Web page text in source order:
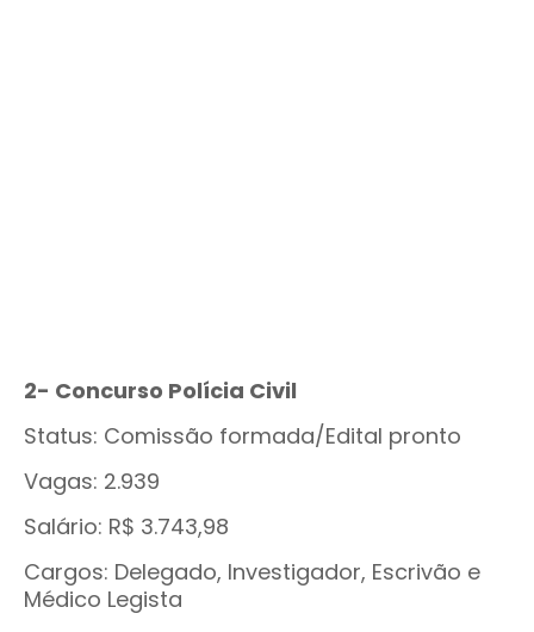
2- Concurso Polícia Civil
Status: Comissão formada/Edital pronto
Vagas: 2.939
Salário: R$ 3.743,98
Cargos: Delegado, Investigador, Escrivão e
Médico Legista